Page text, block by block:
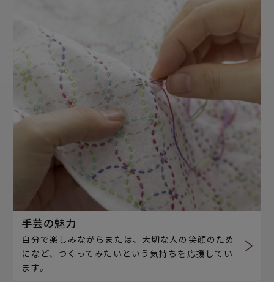
手芸の魅力
自分で楽しみながらまたは、大切な人の笑顔のため
になど、つくってみたいという気持ちを応援してい
ます。